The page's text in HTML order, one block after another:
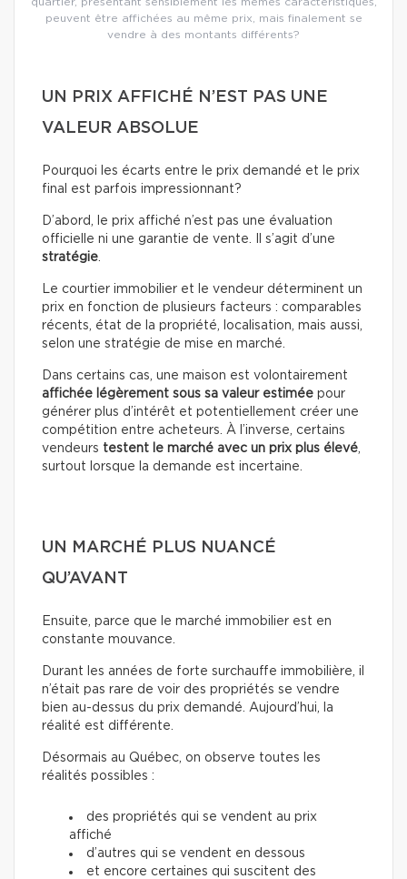
peuvent être affichées au même prix, mais finalement se
vendre à des montants différents?
UN PRIX AFFICHÉ N’EST PAS UNE
VALEUR ABSOLUE
Pourquoi les écarts entre le prix demandé et le prix
final est parfois impressionnant?
D’abord, le prix affiché n’est pas une évaluation
officielle ni une garantie de vente. Il s’agit d’une
stratégie.
Le courtier immobilier et le vendeur déterminent un
prix en fonction de plusieurs facteurs : comparables
récents, état de la propriété, localisation, mais aussi,
selon une stratégie de mise en marché.
Dans certains cas, une maison est volontairement
affichée légèrement sous sa valeur estimée pour
générer plus d’intérêt et potentiellement créer une
compétition entre acheteurs. À l’inverse, certains
vendeurs testent le marché avec un prix plus élevé,
surtout lorsque la demande est incertaine.
UN MARCHÉ PLUS NUANCÉ
QU’AVANT
Ensuite, parce que le marché immobilier est en
constante mouvance.
Durant les années de forte surchauffe immobilière, il
n’était pas rare de voir des propriétés se vendre
bien au-dessus du prix demandé. Aujourd’hui, la
réalité est différente.
Désormais au Québec, on observe toutes les
réalités possibles :
des propriétés qui se vendent au prix
affiché
d’autres qui se vendent en dessous
et encore certaines qui suscitent des